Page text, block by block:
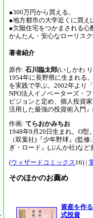
●300万円から買える。
●地方都市の大学近くに買え
●欠陥住宅をつかまされる心
かんたん・安心なローリス
著者紹介
原作: 石川臨太郎(いしかわ
1954年に長野県に生まれる
を実践で学ぶ。2002年より
NPO法人イノベーターズ・
ビジョンと定め、個人投資
活用した最強の投資術入門
作画: てらおかみちお
1948年9月20日生まれ。O型
（双葉社)『少年野球』(監
ぎ・ロード』(ぶんか社)など
(ウィザードコミックス 16) |
そのほかのお薦め
資産を作
式投資